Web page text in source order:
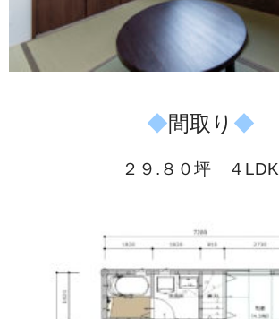
◆間取り ◆
２９.８０坪 ４LDK